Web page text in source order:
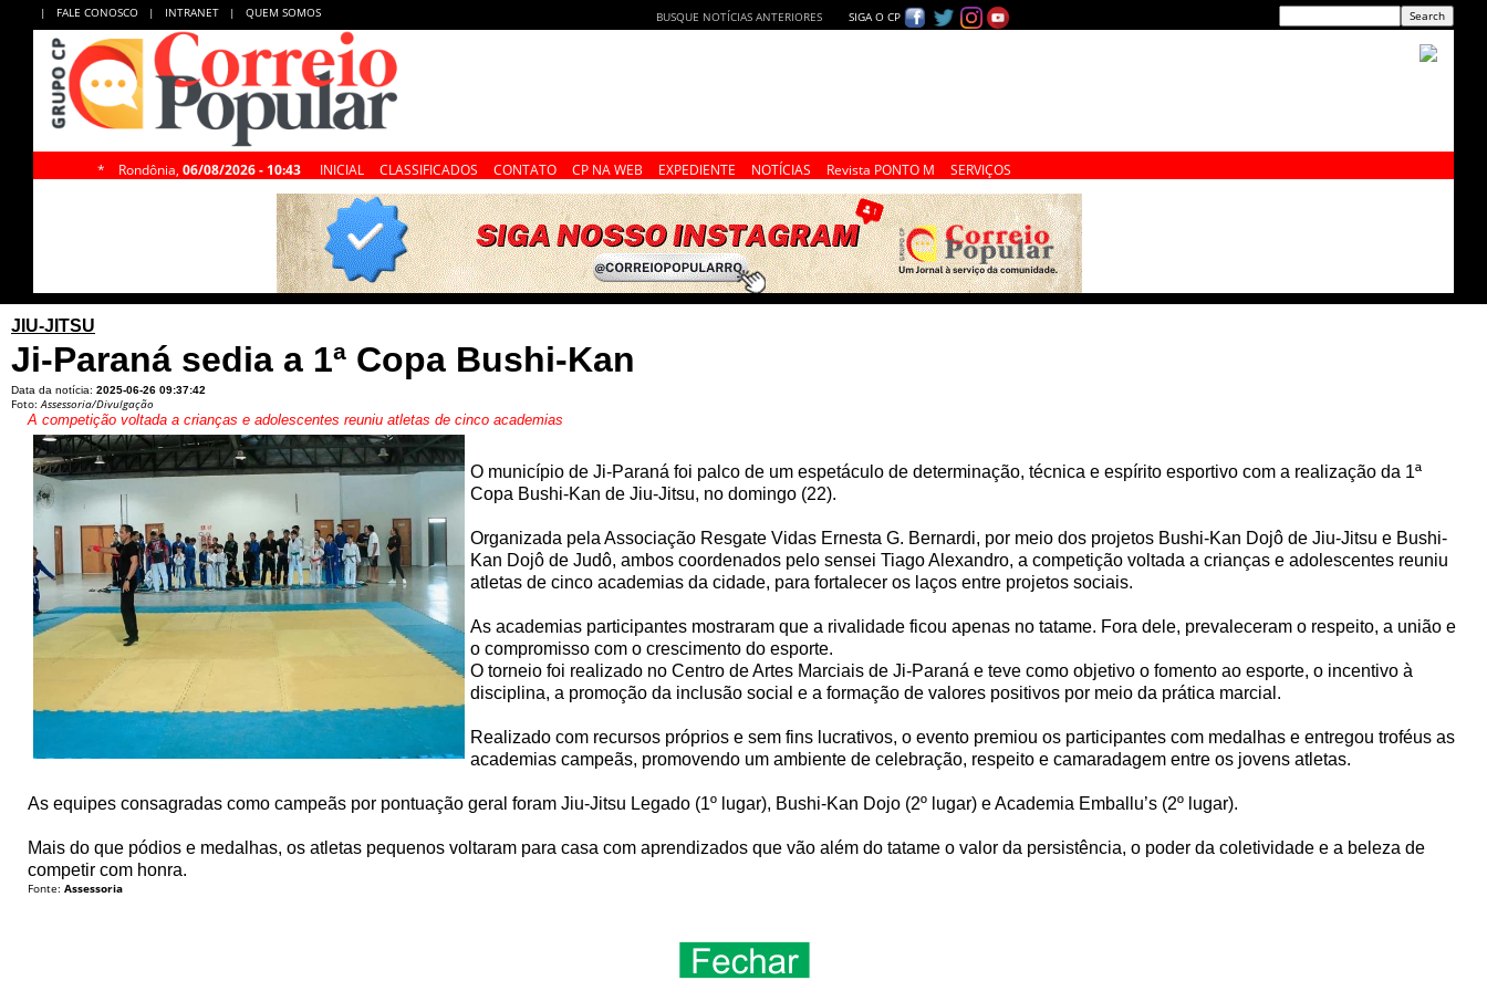
| FALE CONOSCO | INTRANET | QUEM SOMOS BUSQUE NOTÍCIAS ANTERIORES SIGA O CP
* Rondônia, 06/08/2026 - 10:43 INICIAL CLASSIFICADOS CONTATO CP NA WEB EXPEDIENTE NOTÍCIAS Revista PONTO M SERVIÇOS
JIU-JITSU
Ji-Paraná sedia a 1ª Copa Bushi-Kan
Data da notícia: 2025-06-26 09:37:42
Foto:Assessoria/Divulgação
A competição voltada a crianças e adolescentes reuniu atletas de cinco academias
O município de Ji-Paraná foi palco de um espetáculo de determinação, técnica e espírito esportivo com a realização da 1ª
Copa Bushi-Kan de Jiu-Jitsu, no domingo (22).
Organizada pela Associação Resgate Vidas Ernesta G. Bernardi, por meio dos projetos Bushi-Kan Dojô de Jiu-Jitsu e Bushi-
Kan Dojô de Judô, ambos coordenados pelo sensei Tiago Alexandro, a competição voltada a crianças e adolescentes reuniu
atletas de cinco academias da cidade, para fortalecer os laços entre projetos sociais.
As academias participantes mostraram que a rivalidade ficou apenas no tatame. Fora dele, prevaleceram o respeito, a união e
o compromisso com o crescimento do esporte.
O torneio foi realizado no Centro de Artes Marciais de Ji-Paraná e teve como objetivo o fomento ao esporte, o incentivo à
disciplina, a promoção da inclusão social e a formação de valores positivos por meio da prática marcial.
Realizado com recursos próprios e sem fins lucrativos, o evento premiou os participantes com medalhas e entregou troféus as
academias campeãs, promovendo um ambiente de celebração, respeito e camaradagem entre os jovens atletas.
As equipes consagradas como campeãs por pontuação geral foram Jiu-Jitsu Legado (1º lugar), Bushi-Kan Dojo (2º lugar) e Academia Emballu’s (2º lugar).
Mais do que pódios e medalhas, os atletas pequenos voltaram para casa com aprendizados que vão além do tatame o valor da persistência, o poder da coletividade e a beleza de
competir com honra.
Fonte: Assessoria